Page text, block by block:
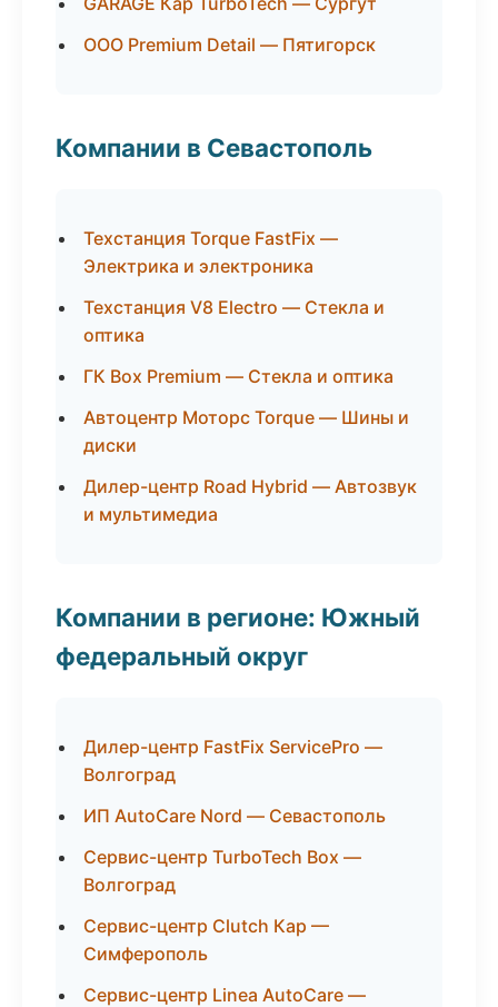
ООО Premium Detail — Пятигорск
Компании в Севастополь
Техстанция Torque FastFix —
Электрика и электроника
Техстанция V8 Electro — Стекла и
оптика
ГК Box Premium — Стекла и оптика
Автоцентр Моторс Torque — Шины и
диски
Дилер-центр Road Hybrid — Автозвук
и мультимедиа
Компании в регионе: Южный
федеральный округ
Дилер-центр FastFix ServicePro —
Волгоград
ИП AutoCare Nord — Севастополь
Сервис-центр TurboTech Box —
Волгоград
Сервис-центр Clutch Кар —
Симферополь
Сервис-центр Linea AutoCare —